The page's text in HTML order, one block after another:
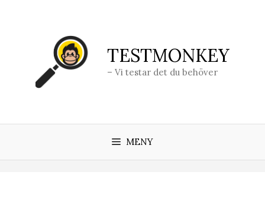
TESTMONKEY
– Vi testar det du behöver
MENY